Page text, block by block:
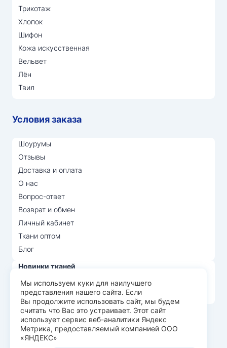
Трикотаж
Хлопок
Шифон
Кожа искусственная
Вельвет
Лён
Твил
Условия заказа
Шоурумы
Отзывы
Доставка и оплата
О нас
Вопрос-ответ
Возврат и обмен
Личный кабинет
Ткани оптом
Блог
Новинки тканей
Распродажа тканей
Лидеры продаж
© Арт Текс — продажа тканей оптом, 2026
Пользовательское соглашение
Мы используем куки для наилучшего
представления нашего сайта. Если
Вы продолжите использовать сайт, мы будем
считать что Вас это устраивает. Этот сайт
использует сервис веб-аналитики Яндекс
Метрика, предоставляемый компанией ООО
«ЯНДЕКС»